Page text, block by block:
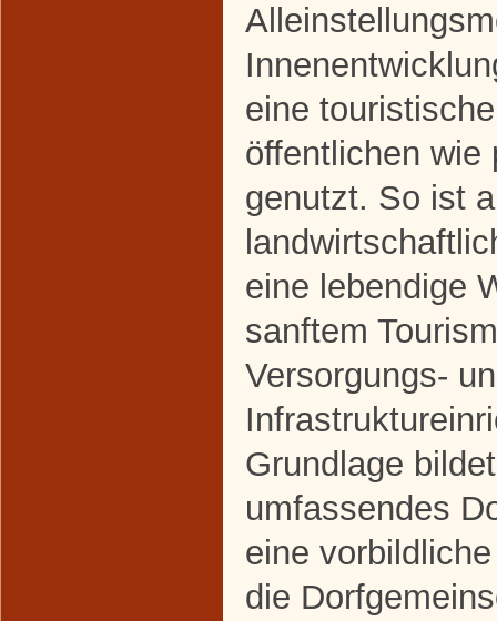
eine
öffentlichen wie
genutzt. So ist
eine lebendige
sanftem
Versorgungs-
Grundlage
umfassendes
eine
die